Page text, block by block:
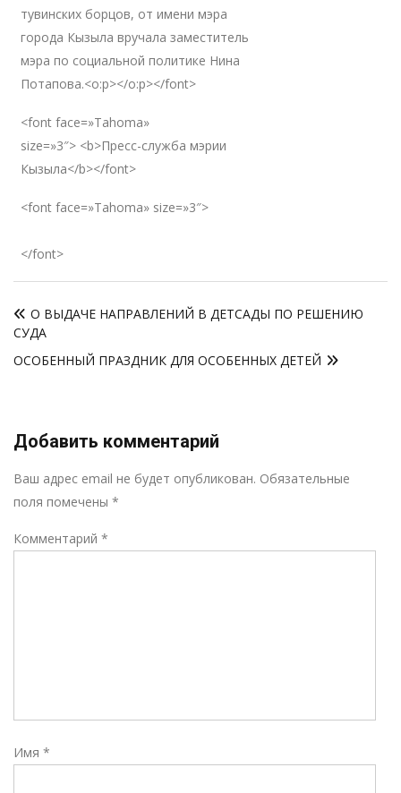
тувинских борцов, от имени мэра
города Кызыла вручала заместитель
мэра по социальной политике Нина
Потапова.<o:p></o:p></font>
<font face=»Tahoma»
size=»3″> <b>Пресс-служба мэрии
Кызыла</b></font>
<font face=»Tahoma» size=»3″>
</font>
по
записям
О ВЫДАЧЕ НАПРАВЛЕНИЙ В ДЕТСАДЫ ПО РЕШЕНИЮ
СУДА
ОСОБЕННЫЙ ПРАЗДНИК ДЛЯ ОСОБЕННЫХ ДЕТЕЙ
Добавить комментарий
Ваш адрес email не будет опубликован. Обязательные
поля помечены *
Комментарий *
Имя *